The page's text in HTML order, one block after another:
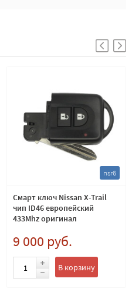
nsr6
Смарт ключ Nissan X-Trail
чип ID46 европейский
433Mhz оригинал
9 000 руб.
В корзину